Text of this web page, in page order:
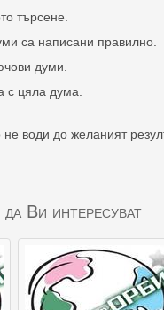
търсене.
са написани правилно.
думи.
с цяла дума.
води до желаният
Ви интересуват